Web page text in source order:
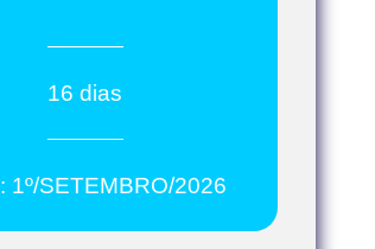
16 dias
1º/SETEMBRO/2026